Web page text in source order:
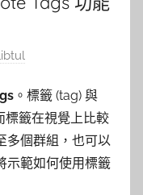
。標籤 (tag) 與
標籤在視覺上比較
多個群組，也可以
示範如何使用標籤